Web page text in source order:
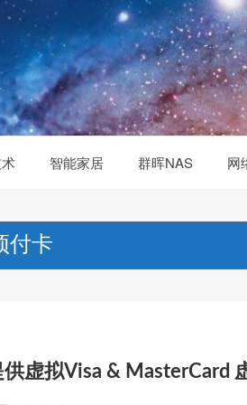
智能家居 群晖NAS 网
付卡
供虚拟Visa & MasterCard